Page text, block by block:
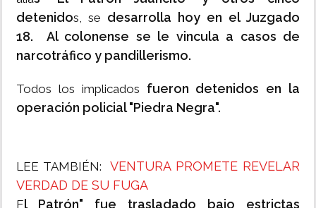
detenidos, se desarrolla hoy en el Juzgado
18. Al colonense se le vincula a casos de
narcotráfico y pandillerismo.
Todos los implicados fueron detenidos en la
operación policial "Piedra Negra".
LEE TAMBIÉN:
VENTURA PROMETE REVELAR
VERDAD DE SU FUGA
El Patrón" fue trasladado bajo estrictas